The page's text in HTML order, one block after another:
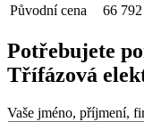
Původní cena
66 792
Potřebujete
Třífázová
Vaše jméno, příjmení,